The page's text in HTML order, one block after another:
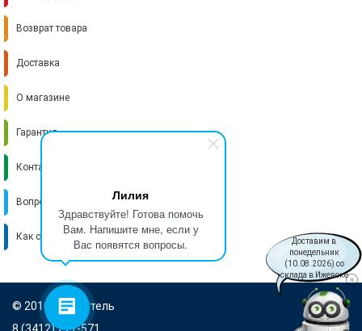
Лилия
Здравствуйте! Готова помочь
Вам. Напишите мне, если у
Вас появятся вопросы.
Доставим в
понедельник
(10.08.2026) со
склада в Ижевске
Возврат товара
Доставка
О магазине
Гарантия
Контакты
Вопрос-ответ
Как стать поставщиком
© 2016-2026 Итель